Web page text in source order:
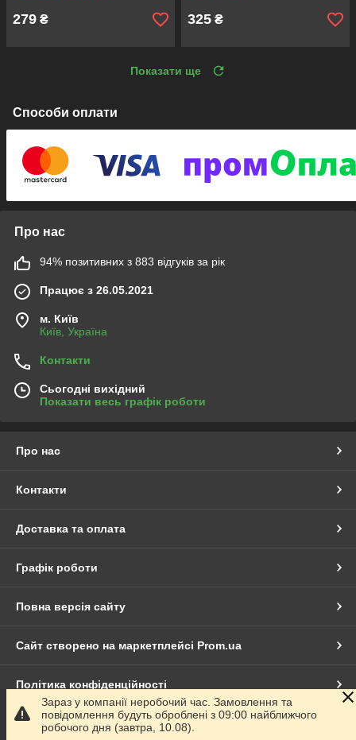
279 ₴ 325 ₴
Показати ще
Способи оплати
Про нас
94% позитивних з 883 відгуків за рік
Працює з 26.05.2021
м. Київ
Київ, Україна
Контакти
Сьогодні вихідний
Показати весь графік роботи
Про нас
Контакти
Доставка та оплата
Графік роботи
Повна версія сайту
Сайт створено на маркетплейсі Prom.ua
Політика конфіденційності
Продавець на Bigl.ua
Зараз у компанії неробочий час. Замовлення та
повідомлення будуть оброблені з 09:00 найближчого
робочого дня (завтра, 10.08).